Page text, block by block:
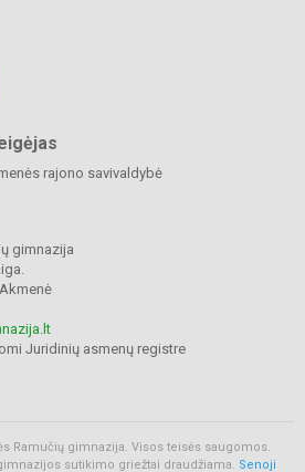
rajono savivaldybė
gimnazija
Juridinių asmenų registre
Ramučių gimnazija. Visos teisės saugomos.
sutikimo griežtai draudžiama. Senoji